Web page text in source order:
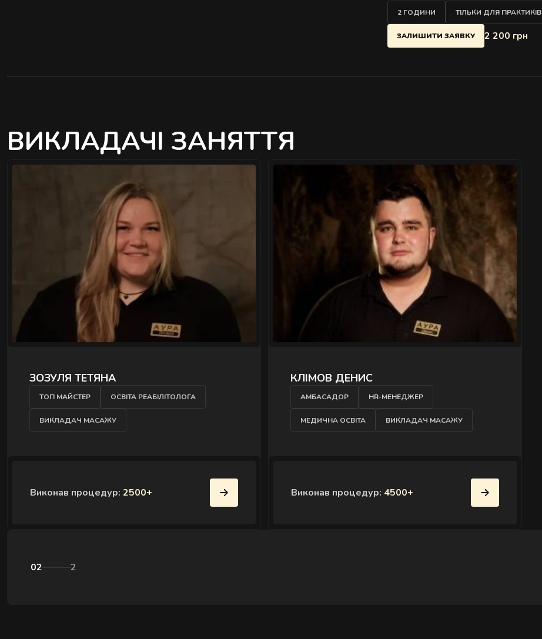
2 ГОДИНИ ТІЛЬКИ ДЛЯ ПРАКТИКІВ
ЗАЛИШИТИ ЗАЯВКУ 2 200 грн
ВИКЛАДАЧІ ЗАНЯТТЯ
ЗОЗУЛЯ ТЕТЯНА
ТОП МАЙСТЕР ОСВІТА РЕАБІЛІТОЛОГА
ВИКЛАДАЧ МАСАЖУ
Виконав процедур: 2500+
КЛІМОВ ДЕНИС
АМБАСАДОР HR-МЕНЕДЖЕР
МЕДИЧНА ОСВІТА ВИКЛАДАЧ МАСАЖУ
Виконав процедур: 4500+
02 2